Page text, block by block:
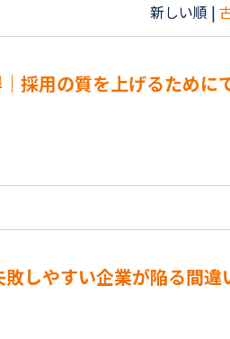
新しい順 |
採用の質を上げるために
しやすい企業が陥る間違